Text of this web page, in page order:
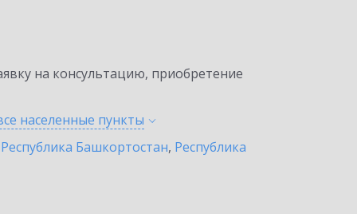
на консультацию, приобретение
населенные пункты
Республика Башкортостан, Республика